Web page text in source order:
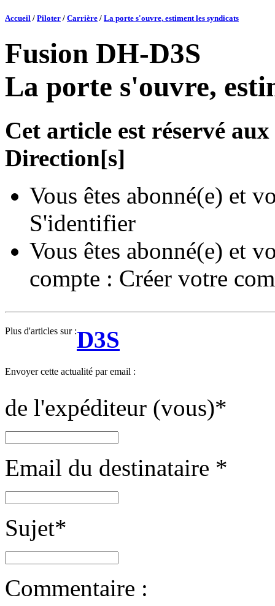
Accueil / Piloter / Carrière / La porte s'ouvre, estiment les syndicats
Fusion DH-D3S
La porte s'ouvre,
Cet article est réservé
Direction[s]
Vous êtes abonné(e) et
S'identifier
Vous êtes abonné(e) et
compte : Créer votre
Plus d'articles sur :D3S
Envoyer cette actualité par email :
de l'expéditeur (vous)*
Email du destinataire *
Sujet*
Commentaire :